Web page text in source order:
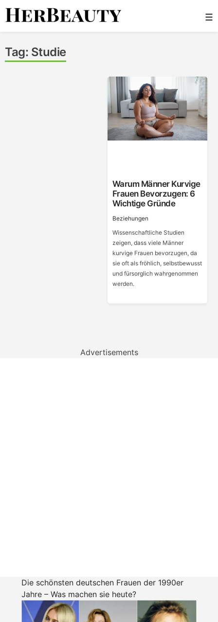
Skip
☰
Tag: Studie
Warum Männer Kurvige
Frauen Bevorzugen: 6
Wichtige Gründe
Beziehungen
Wissenschaftliche Studien
zeigen, dass viele Männer
kurvige Frauen bevorzugen, da
sie oft als fröhlich, selbstbewusst
und fürsorglich wahrgenommen
werden.
Advertisements
Die schönsten deutschen Frauen der 1990er
Jahre – Was machen sie heute?